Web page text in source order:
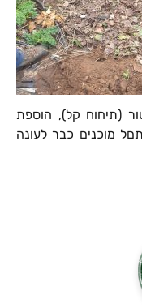
(תיחוח קל), הוספת
מוכנים כבר לעונה